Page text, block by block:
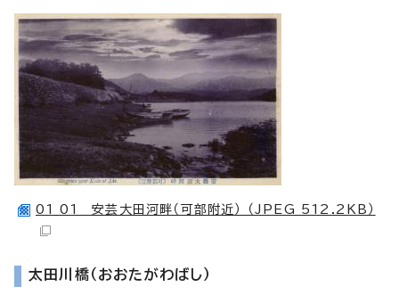
01_01 安芸大田河畔（可部附近） （JPEG 512.2KB）
太田川橋（おおたがわばし）